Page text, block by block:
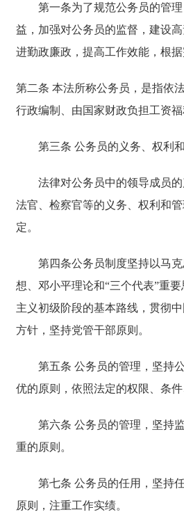
第一条为了规范公务员的管理
益，加强对公务员的监督，建设
进勤政廉政，提高工作效能，根据
第二条 本法所称公务员，是指依
行政编制、由国家财政负担工资福
第三条 公务员的义务、权利和
法律对公务员中的领导成员的
法官、检察官等的义务、权利和
定。
第四条公务员制度坚持以马克
想、邓小平理论和“三个代表”重
主义初级阶段的基本路线，贯彻
方针，坚持党管干部原则。
第五条 公务员的管理，坚持公
优的原则，依照法定的权限、条件
第六条 公务员的管理，坚持监
重的原则。
第七条 公务员的任用，坚持任
原则，注重工作实绩。